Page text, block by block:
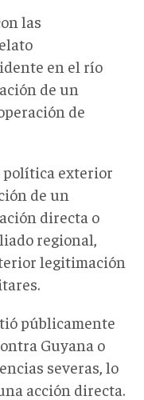
las
en el río
de un
de
política exterior
de un
directa o
regional,
legitimación
públicamente
Guyana o
severas, lo
acción directa.